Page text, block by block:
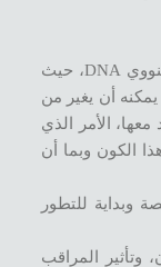
ويذهب المركز الأمريكي في ولاية فرجينيا “humanity healing” إلى أبعد من ذلك حيث يعمل على ما يسميه تطوير الوعي على مستوى الحمض النووي DNA، حيث
أن يغير من
الأمر الذي
الكون وبما أن
وبداية للتطور
وتأثير المراقب